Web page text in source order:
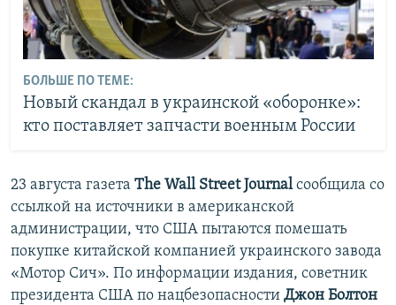
БОЛЬШЕ ПО ТЕМЕ:
Новый скандал в украинской «оборонке»:
кто поставляет запчасти военным России
23 августа газета The Wall Street Journalсообщила со
ссылкой на источники в американской
администрации, что США пытаются помешать
покупке китайской компанией украинского завода
«Мотор Сич». По информации издания, советник
президента США по нацбезопасности Джон Болтон